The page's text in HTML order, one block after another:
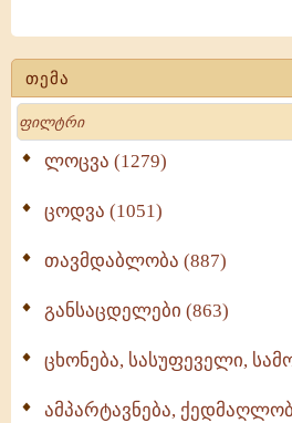
თემა
Search
ლოცვა (1279)
ცოდვა (1051)
თავმდაბლობა (887)
განსაცდელები (863)
ცხონება, სასუფეველი,
ამპარტავნება,